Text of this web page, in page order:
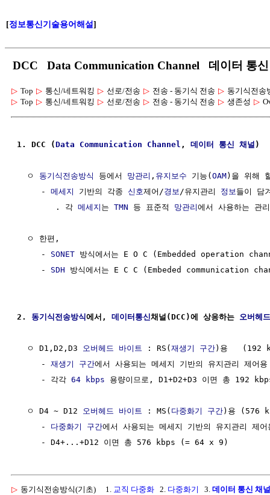
[정보통신기술용어해설]
DCC Data Communication Channel 데이터 통
▷ Top ▷ 통신/네트워킹 ▷ 선로/전송 ▷ 전송 - 동기식 전송 ▷ 동기식전송
▷ Top ▷ 통신/네트워킹 ▷ 선로/전송 ▷ 전송 - 동기식 전송 ▷ 생존성 ▷
1. DCC (Data Communication Channel , 데이터 통신 채널 )
  ㅇ
동기식전송방식 등에서 망관리 , 유지보수 기능(OAM)을 위해
     -
메세지 기반의 각종 신호제어/경보 /유지관리 정보 들이 담
        . 각
메세지 는 TMN 등 표준적 망관리에서 사용하는 관
  ㅇ 한편,
     -
SONET 방식에서는 E O C (Embedded operation
     -
SDH 방식에서는 E C C (Embeded communication
2. 동기식전송방식에서, 데이터통신채널(DCC)에 상응하는 오버헤
  ㅇ D1,D2,D3
오버헤드 바이트 : RS(재생기 구간)용   (192
     -
재생기 구간에서 사용되는 메세지 기반의 유지관리 제어
     - 각각
64 kbps 용량이므로, D1+D2+D3 이면 총 192
  ㅇ D4 ~ D12
오버헤드 바이트 : MS( 다중화기 구간)용 (576
     -
다중화기 구간에서 사용되는 메세지 기반의 유지관리 제
▷ 동기식전송방식(기초) 1. 교직 다중화 2. 다중화기 3. 데이터 통신 채